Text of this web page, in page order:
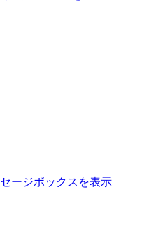
ージボックスを表示